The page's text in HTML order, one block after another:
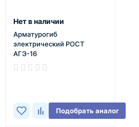
Нет в наличии
Арматурогиб
электрический РОСТ
АГЭ-16
Подобрать аналог